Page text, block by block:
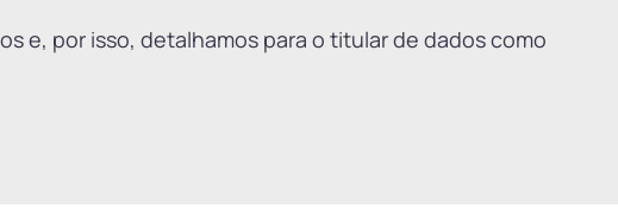
e, por isso, detalhamos para o titular de dados como